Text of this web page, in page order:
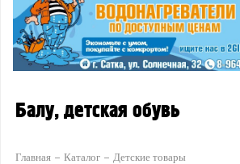
Балу, детская обувь
Главная Каталог Детские товары